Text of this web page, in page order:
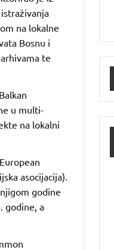
na lokalne
Bosnu i
te
u multi-
na lokalni
asocijacija).
godine
godine, a